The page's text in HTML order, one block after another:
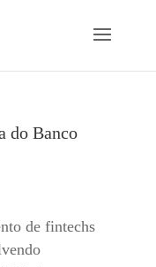
do Banco
de fintechs